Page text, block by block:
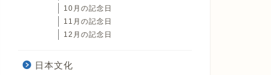
10月の記念日
11月の記念日
12月の記念日
日本文化